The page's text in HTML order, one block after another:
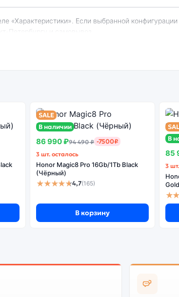
Петербургу и самовывоз.
8A 3Gb/32Gb
(Синий)
SALE
В наличии
86 990 ₽94 490 ₽ -7500₽
3 шт. осталось
Honor Magic8 Pro 16Gb/1Tb Black
(Чёрный)
★★★★★4,7(165)
В корзину
В
85
3